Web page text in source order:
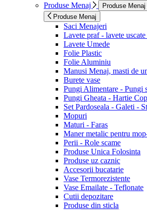
Produse Menaj
Produse Menaj
Produse Menaj
Saci Menajeri
Lavete praf - lavete
Lavete Umede
Folie Plastic
Folie Aluminiu
Manusi Menaj, masti de
Burete vase
Pungi Alimentare - Pungi
Pungi Gheata - Hartie
Set Pardoseala - Galeti -
Mopuri
Maturi - Faras
Maner metalic pentru
Perii - Role scame
Produse Unica Folosinta
Produse uz caznic
Accesorii bucatarie
Vase Termorezistente
Vase Emailate - Teflonate
Cutii depozitare
Produse din sticla